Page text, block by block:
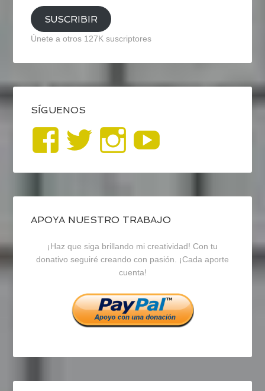
SUSCRIBIR
Únete a otros 127K suscriptores
SÍGUENOS
Ver
perfil
de
blogrecursosep
en
Facebook
Ver
perfil
de
recursosep
en
Twitter
Ver
perfil
de
recursosep
en
Instagram
APOYA NUESTRO TRABAJO
¡Haz que siga brillando mi creatividad! Con tu
donativo seguiré creando con pasión. ¡Cada aporte
cuenta!